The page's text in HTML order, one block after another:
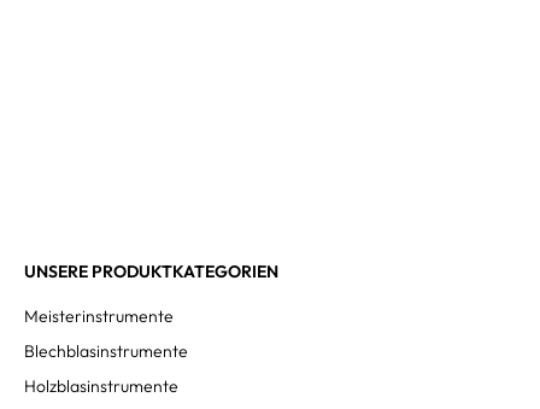
UNSERE PRODUKTKATEGORIEN
Meisterinstrumente
Blechblasinstrumente
Holzblasinstrumente